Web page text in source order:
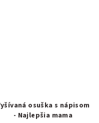
osuška s nápisom
- Najlepšia mama